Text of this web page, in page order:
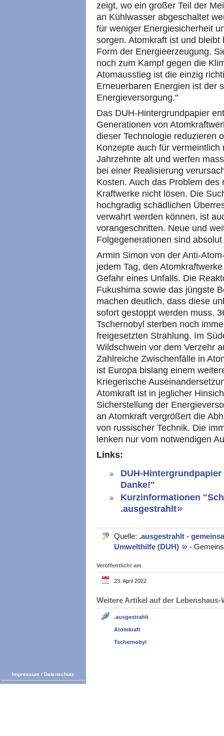
zeigt, wo ein großer Teil der
an Kühlwasser abgeschaltet
für weniger Energiesicherheit
sorgen. Atomkraft ist und
Form der Energieerzeugung.
noch zum Kampf gegen die
Atomausstieg ist die einzig
Erneuerbaren Energien ist der
Energieversorgung."
Das DUH-Hintergrundpapier
Generationen von
dieser Technologie reduzieren
Konzepte auch für
Jahrzehnte alt und werfen
bei einer Realisierung
Kosten. Auch das Problem
Kraftwerke nicht lösen. Die
hochgradig schädlichen
verwahrt werden können, ist
vorangeschritten. Neue und
Folgegenerationen sind
Armin Simon von der Anti-
jedem Tag, den
Gefahr eines Unfalls. Die
Fukushima sowie das jüngste
machen deutlich, dass diese
sofort gestoppt werden muss.
Tschernobyl sterben noch
freigesetzten Strahlung. Im
Wildschwein vor dem Verzehr
Zahlreiche Zwischenfälle in
ist Europa bislang einem
Kriegerische
Atomkraft ist in jeglicher
Sicherstellung der
an Atomkraft vergrößert die
von russischer Technik. Die
lenken nur vom notwendigen
Links:
DUH-
Danke!"
Kurzinformationen
.ausgestrahlt
Quelle: .ausgestrahlt -
Umwelthilfe (DUH)
-
Veröffentlicht am
23. April 2022
Weitere Artikel auf der
.ausgestrahlt
Atomkraft
Tschernobyl
Impressum / Datenschutz